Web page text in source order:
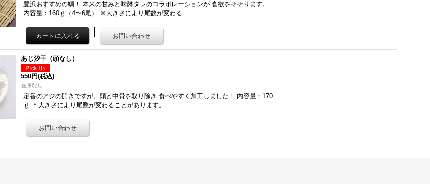
豊浜おすすめの鯛！ 本来の甘みと味醂タレのコラボレーションが 食欲をそそります。
内容量：160ｇ（4〜6尾） ※大きさにより尾数が変わる…
あじ汐干（頭なし）
550円(税込)
在庫なし
定番のアジの開きですが、頭と中骨を取り除き 食べやすく加工しました！ 内容量：170
ｇ ＊大きさにより尾数が変わることがあります。